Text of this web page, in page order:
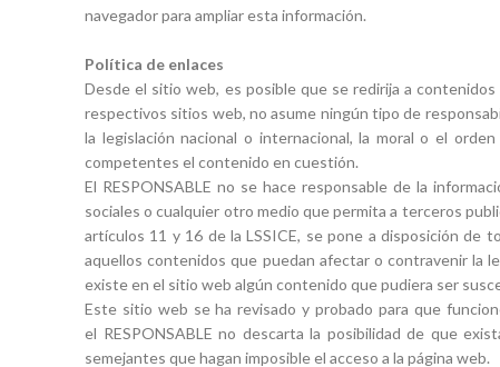
navegador para ampliar esta información.
Política de enlaces
Desde el sitio web, es posible que se redirija a
respectivos sitios web, no asume ningún tipo de
la legislación nacional o internacional, la moral o el
competentes el contenido en cuestión.
El RESPONSABLE no se hace responsable de la
sociales o cualquier otro medio que permita a terceros
artículos 11 y 16 de la LSSICE, se pone a disposición de
aquellos contenidos que puedan afectar o contravenir la
existe en el sitio web algún contenido que pudiera ser
Este sitio web se ha revisado y probado para que
el RESPONSABLE no descarta la posibilidad de que
semejantes que hagan imposible el acceso a la página web.